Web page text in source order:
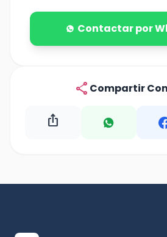
Contactar por
share Compartir
ios_share